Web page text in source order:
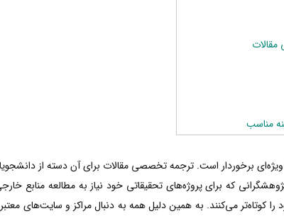
مناسب
برخوردار است. ترجمه تخصصی مقالات برای آن دسته از
که برای پروژه‌های تحقیقاتی خود نیاز به مطالعه منابع
کوتاه‌تر می‌کنند. به همین دلیل همه به دنبال مراکز و